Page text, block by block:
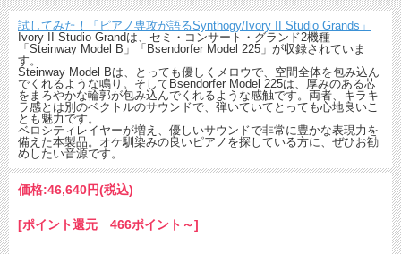
試してみた！「ピアノ専攻が語るSynthogy/Ivory II Studio Grands」
Ivory II Studio Grandは、セミ・コンサート・グランド2機種
「Steinway Model B」「Bsendorfer Model 225」が収録されていま
す。
Steinway Model Bは、とっても優しくメロウで、空間全体を包み込ん
でくれるような鳴り。そしてBsendorfer Model 225は、厚みのある芯
をまろやかな輪郭が包み込んでくれるような感触です。両者、キラキ
ラ感とは別のベクトルのサウンドで、弾いていてとっても心地良いこ
とも魅力です。
ベロシティレイヤーが増え、優しいサウンドで非常に豊かな表現力を
備えた本製品。オケ馴染みの良いピアノを探している方に、ぜひお勧
めしたい音源です。
価格:46,640円(税込)
[ポイント還元 466ポイント～]